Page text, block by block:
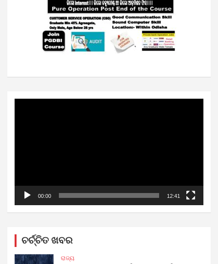
00:00 12:41
ଚର୍ଚ୍ଚିତ ଖବର
ରାଜ୍ୟ